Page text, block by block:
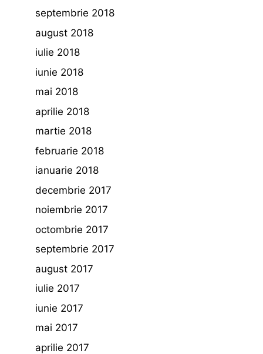
septembrie 2018
august 2018
iulie 2018
iunie 2018
mai 2018
aprilie 2018
martie 2018
februarie 2018
ianuarie 2018
decembrie 2017
noiembrie 2017
octombrie 2017
septembrie 2017
august 2017
iulie 2017
iunie 2017
mai 2017
aprilie 2017